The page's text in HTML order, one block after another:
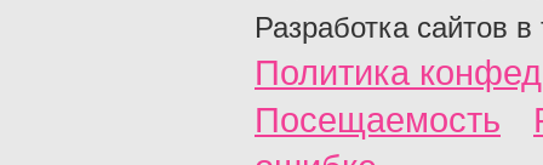
Разработка сайтов в
Политика
Посещаемость